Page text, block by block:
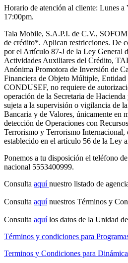
Horario de atención al cliente: Lunes a
17:00pm.
Tala Mobile, S.A.P.I. de C.V.,
de crédito*. Aplican restricciones. De
por el Artículo 87-J de la Ley General
Actividades Auxiliares del Crédito,
Anónima Promotora de Inversión de
Financiera de Objeto Múltiple, Entidad
CONDUSEF, no requiere de
operación de la Secretaria de
sujeta a la supervisión o vigilancia de
Bancaria y de Valores, únicamente en
detección de Operaciones con
Terrorismo y Terrorismo Internacional,
establecido en el artículo 56 de la Ley
Ponemos a tu disposición el teléfono
nacional 5553400999.
Consulta aquínuestro listado de
Consulta aquínuestros Términos y
Consulta aquílos datos de la Unidad
Términos y condiciones para
Terminos y Condiciones para